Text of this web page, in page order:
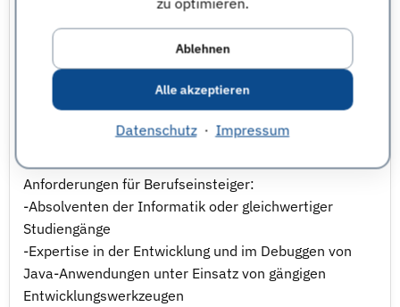
Ablehnen
Alle akzeptieren
Datenschutz· Impressum
-Erste Erfahrungen in der Entwicklung und im
Debuggen von Java-Anwendungen unter Einsatz von
gängigen Entwicklungswerkzeugen
-Gutes Verständnis von
Anforderungen für Berufseinsteiger:
-Absolventen der Informatik oder gleichwertiger
Studiengänge
-Expertise in der Entwicklung und im Debuggen von
Java-Anwendungen unter Einsatz von gängigen
Entwicklungswerkzeugen